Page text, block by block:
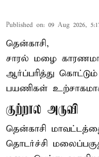
Published on: 09 Aug 2026,
தென்காசி,
சாரல் மழை
ஆர்ப்பரித்து
பயணிகள்
குற்றால அருவி
தென்காசி
தொடர்ச்சி